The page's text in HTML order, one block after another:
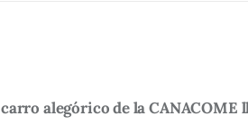
alegórico de la